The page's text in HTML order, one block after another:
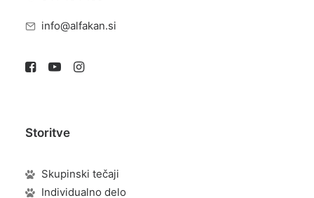
info@alfakan.si
Storitve
Skupinski tečaji
Individualno delo